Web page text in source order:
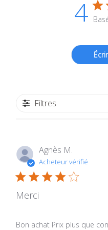
4
Filtres
Agnès M.
Acheteur vérifié
Merci
Bon achat Prix plus que